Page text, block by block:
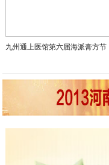
九州通上医馆第六届海派膏方节